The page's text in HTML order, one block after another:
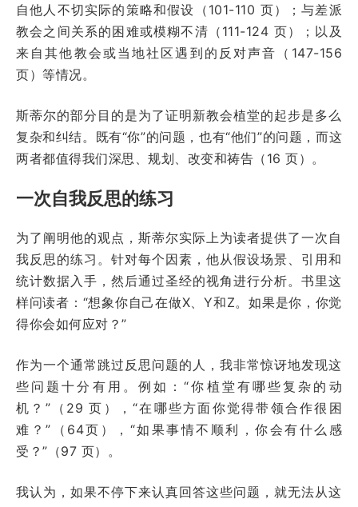
自他人不切实际的策略和假设（101-110 页）；与差派
教会之间关系的困难或模糊不清（111-124 页）；以及
来自其他教会或当地社区遇到的反对声音（147-156
页）等情况。
斯蒂尔的部分目的是为了证明新教会植堂的起步是多么
复杂和纠结。既有“你”的问题，也有“他们”的问题，而这
两者都值得我们深思、规划、改变和祷告（16 页）。
一次自我反思的练习
为了阐明他的观点，斯蒂尔实际上为读者提供了一次自
我反思的练习。针对每个因素，他从假设场景、引用和
统计数据入手，然后通过圣经的视角进行分析。书里这
样问读者：“想象你自己在做X、Y和Z。如果是你，你觉
得你会如何应对？”
作为一个通常跳过反思问题的人，我非常惊讶地发现这
些问题十分有用。例如：“你植堂有哪些复杂的动
机？”（29 页），“在哪些方面你觉得带领合作很困
难？”（64页），“如果事情不顺利，你会有什么感
受？”（97 页）。
我认为，如果不停下来认真回答这些问题，就无法从这